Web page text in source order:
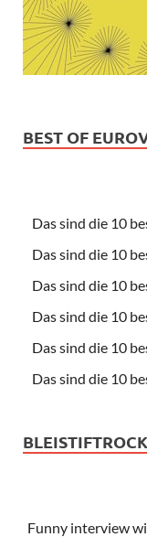
BEST OF
Das sind die 10
Das sind die 10
Das sind die 10
Das sind die 10
Das sind die 10
Das sind die 10
Funny interview